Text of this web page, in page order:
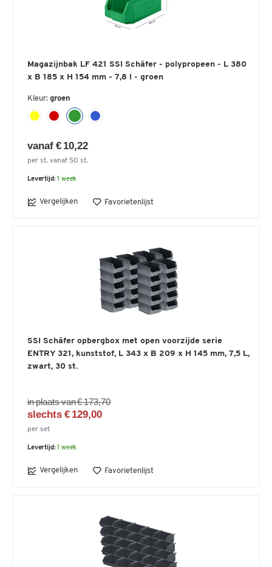
Magazijnbak LF 421 SSI Schäfer - polypropeen - L 380
x B 185 x H 154 mm - 7,8 l - groen
Kleur: groen
vanaf € 10,22
per st. vanaf 50 st.
Levertijd: 1 week
Vergelijken Favorietenlijst
SSI Schäfer opbergbox met open voorzijde serie
ENTRY 321, kunststof, L 343 x B 209 x H 145 mm, 7,5 L,
zwart, 30 st.
in plaats van € 173,70
slechts € 129,00
per set
Levertijd: 1 week
Vergelijken Favorietenlijst